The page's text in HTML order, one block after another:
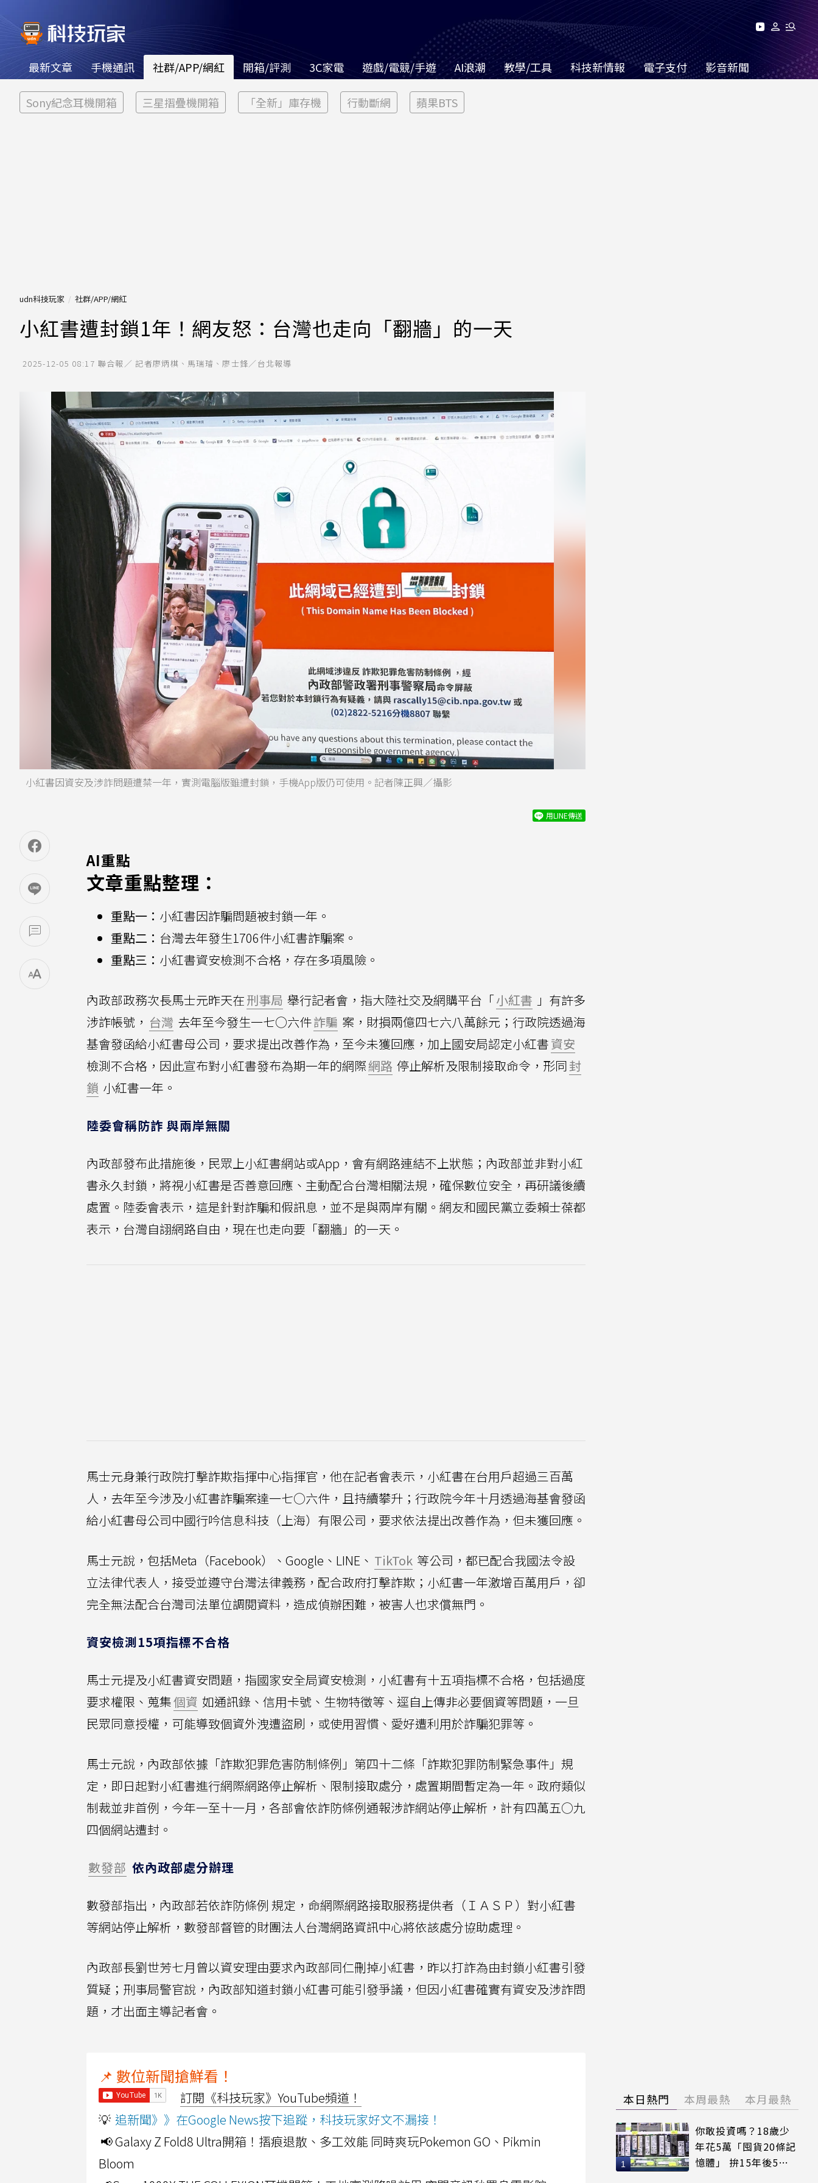
最新文章 手機通訊 社群/APP/網紅 開箱/評測 3C家電 遊戲/電競/手遊 AI浪潮 教學/工具 科技新情報 電子支付 影音新聞
Sony紀念耳機開箱 三星摺疊機開箱 「全新」庫存機 行動斷網 蘋果BTS
udn科技玩家 社群/APP/網紅
小紅書遭封鎖1年！網友怒：台灣也走向「翻牆」的一天
2025-12-05 08:17 聯合報／ 記者廖炳棋、馬瑞璿、廖士鋒／台北報導
小紅書因資安及涉詐問題遭禁一年，實測電腦版雖遭封鎖，手機App版仍可使用。記者陳正興／攝影
用LINE傳送
AI重點
文章重點整理：
重點一： 小紅書因詐騙問題被封鎖一年。
重點二： 台灣去年發生1706件小紅書詐騙案。
重點三： 小紅書資安檢測不合格，存在多項風險。
內政部政務次長馬士元昨天在刑事局 舉行記者會，指大陸社交及網購平台「小紅書 」有許多
涉詐帳號， 台灣 去年至今發生一七○六件詐騙 案，財損兩億四七六八萬餘元；行政院透過海
基會發函給小紅書母公司，要求提出改善作為，至今未獲回應，加上國安局認定小紅書資安
檢測不合格，因此宣布對小紅書發布為期一年的網際網路 停止解析及限制接取命令，形同封
鎖 小紅書一年。
陸委會稱防詐 與兩岸無關
內政部發布此措施後，民眾上小紅書網站或App，會有網路連結不上狀態；內政部並非對小紅
書永久封鎖，將視小紅書是否善意回應、主動配合台灣相關法規，確保數位安全，再研議後續
處置。陸委會表示，這是針對詐騙和假訊息，並不是與兩岸有關。網友和國民黨立委賴士葆都
表示，台灣自詡網路自由，現在也走向要「翻牆」的一天。
馬士元身兼行政院打擊詐欺指揮中心指揮官，他在記者會表示，小紅書在台用戶超過三百萬
人，去年至今涉及小紅書詐騙案達一七○六件，且持續攀升；行政院今年十月透過海基會發函
給小紅書母公司中國行吟信息科技（上海）有限公司，要求依法提出改善作為，但未獲回應。
馬士元說，包括Meta（Facebook）、Google、LINE、 TikTok 等公司，都已配合我國法令設
立法律代表人，接受並遵守台灣法律義務，配合政府打擊詐欺；小紅書一年激增百萬用戶，卻
完全無法配合台灣司法單位調閱資料，造成偵辦困難，被害人也求償無門。
資安檢測15項指標不合格
馬士元提及小紅書資安問題，指國家安全局資安檢測，小紅書有十五項指標不合格，包括過度
要求權限、蒐集個資 如通訊錄、信用卡號、生物特徵等、逕自上傳非必要個資等問題，一旦
民眾同意授權，可能導致個資外洩遭盜刷，或使用習慣、愛好遭利用於詐騙犯罪等。
馬士元說，內政部依據「詐欺犯罪危害防制條例」第四十二條「詐欺犯罪防制緊急事件」規
定，即日起對小紅書進行網際網路停止解析、限制接取處分，處置期間暫定為一年。政府類似
制裁並非首例，今年一至十一月，各部會依詐防條例通報涉詐網站停止解析，計有四萬五○九
四個網站遭封。
數發部 依內政部處分辦理
數發部指出，內政部若依詐防條例 規定，命網際網路接取服務提供者（ＩＡＳＰ）對小紅書
等網站停止解析，數發部督管的財團法人台灣網路資訊中心將依該處分協助處理。
內政部長劉世芳七月曾以資安理由要求內政部同仁刪掉小紅書，昨以打詐為由封鎖小紅書引發
質疑；刑事局警官說，內政部知道封鎖小紅書可能引發爭議，但因小紅書確實有資安及涉詐問
題，才出面主導記者會。
📌 數位新聞搶鮮看！
訂閱《科技玩家》YouTube頻道！
💡 追新聞》》在Google News按下追蹤，科技玩家好文不漏接！
📢 Galaxy Z Fold8 Ultra開箱！摺痕退散、多工效能 同時爽玩Pokemon GO、Pikmin
Bloom
本日熱門 本周最熱 本月最熱
你敢投資嗎？18歲少
年花5萬「囤貨20條記
憶體」 拚15年後5倍